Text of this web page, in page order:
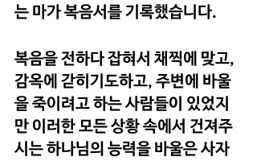
는 마가 복음서를 기록했습니다.
복음을 전하다 잡혀서 채찍에 맞고,
감옥에 갇히기도하고, 주변에 바울
을 죽이려고 하는 사람들이 있었지
만 이러한 모든 상황 속에서 건져주
시는 하나님의 능력을 바울은 사자